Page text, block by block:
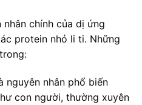
chính của dị ứng
protein nhỏ li ti. Những
nguyên nhân phổ biến
con người, thường xuyên